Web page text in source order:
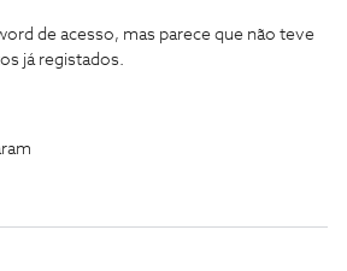
de acesso, mas parece que não teve
já registados.